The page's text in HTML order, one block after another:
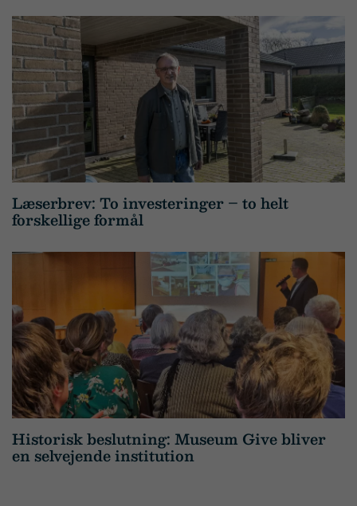
Læserbrev: To investeringer – to helt
forskellige formål
Historisk beslutning: Museum Give bliver
en selvejende institution